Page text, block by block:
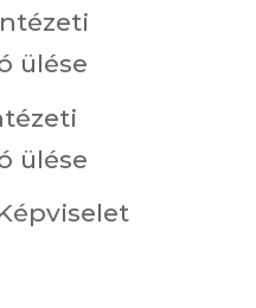
ülése
ülése